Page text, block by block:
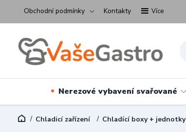
Obchodní podmínky Kontakty Více
Nerezové vybavení svařované
Chladicí zařízení Chladící boxy + jednotky